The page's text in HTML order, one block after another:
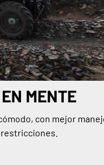
MENTE
con mejor